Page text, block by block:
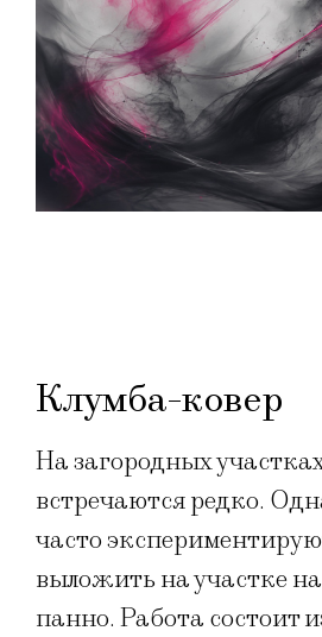
Клумба-ковер
На загородных
встречаются редко.
часто
выложить на участке
панно. Работа состоит